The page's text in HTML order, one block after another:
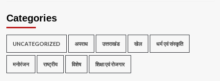
Categories
UNCATEGORIZED अपराध उत्तराखंड खेल धर्म एवं संस्कृति
मनोरंजन राष्ट्रीय विशेष शिक्षा एवं रोजगार